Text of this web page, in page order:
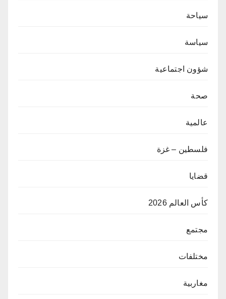
سياحة
سياسة
شؤون اجتماعية
صحة
عالمية
فلسطين – غزة
قضايا
كأس العالم 2026
مجتمع
مختلفات
مغاربية